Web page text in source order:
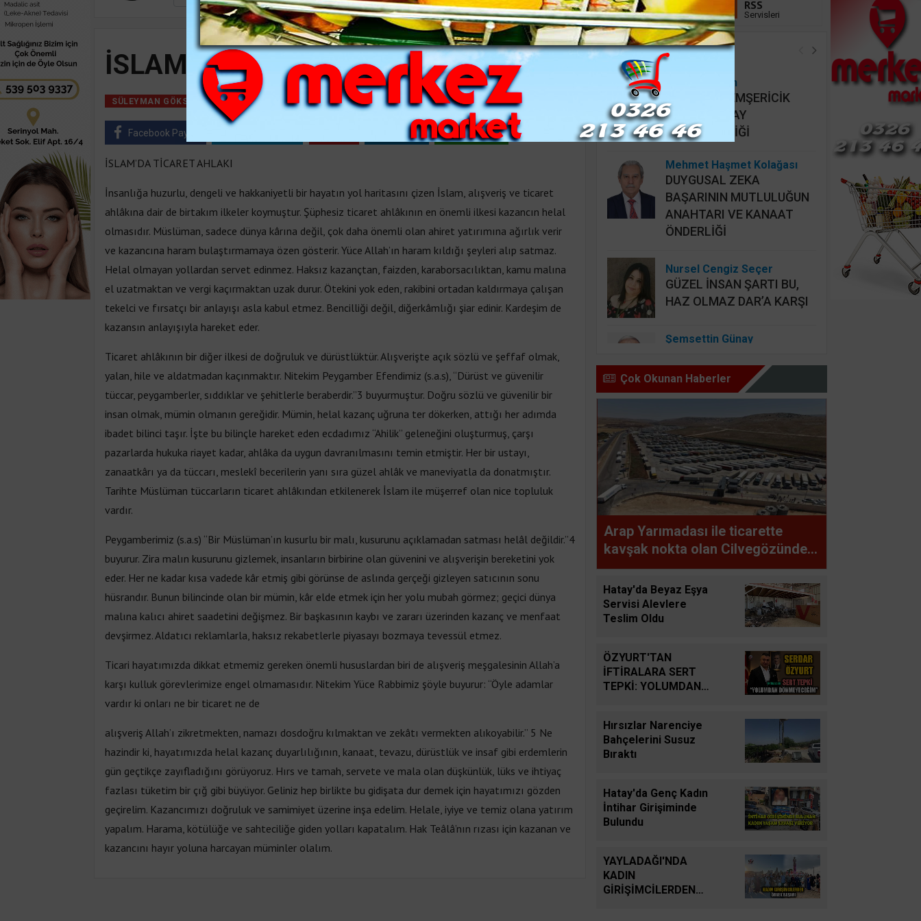
İSLAM’DA TİCARET AHLAKI
SÜLEYMAN GÖKSU 02 Mart, 2018, Cuma 15:42
Facebook Paylaş Linkedin WhatsApp
İSLAM’DA TİCARET AHLAKI
İnsanlığa huzurlu, dengeli ve hakkaniyetli bir hayatın yol haritasını çizen İslam, alışveriş ve ticaret
ahlâkına dair de birtakım ilkeler koymuştur. Şüphesiz ticaret ahlâkının en önemli ilkesi kazancın helal
olmasıdır. Müslüman, sadece dünya kârına değil, çok daha önemli olan ahiret yatırımına ağırlık verir
ve kazancına haram bulaştırmamaya özen gösterir. Yüce Allah’ın haram kıldığı şeyleri alıp satmaz.
Helal olmayan yollardan servet edinmez. Haksız kazançtan, faizden, karaborsacılıktan, kamu malına
el uzatmaktan ve vergi kaçırmaktan uzak durur. Ötekini yok eden, rakibini ortadan kaldırmaya çalışan
tekelci ve fırsatçı bir anlayışı asla kabul etmez. Bencilliği değil, diğerkâmlığı şiar edinir. Kardeşim de
kazansın anlayışıyla hareket eder.
Ticaret ahlâkının bir diğer ilkesi de doğruluk ve dürüstlüktür. Alışverişte açık sözlü ve şeffaf olmak,
yalan, hile ve aldatmadan kaçınmaktır. Nitekim Peygamber Efendimiz (s.a.s), “Dürüst ve güvenilir
tüccar, peygamberler, sıddıklar ve şehitlerle beraberdir.”3 buyurmuştur. Doğru sözlü ve güvenilir bir
insan olmak, mümin olmanın gereğidir. Mümin, helal kazanç uğruna ter dökerken, attığı her adımda
ibadet bilinci taşır. İşte bu bilinçle hareket eden ecdadımız “Ahilik” geleneğini oluşturmuş, çarşı
pazarlarda hukuka riayet kadar, ahlâka da uygun davranılmasını temin etmiştir. Her bir ustayı,
zanaatkârı ya da tüccarı, meslekî becerilerin yanı sıra güzel ahlâk ve maneviyatla da donatmıştır.
Tarihte Müslüman tüccarların ticaret ahlâkından etkilenerek İslam ile müşerref olan nice topluluk
vardır.
Peygamberimiz (s.a.s) “Bir Müslüman’ın kusurlu bir malı, kusurunu açıklamadan satması helâl değildir.”4
buyurur. Zira malın kusurunu gizlemek, insanların birbirine olan güvenini ve alışverişin bereketini yok
eder. Her ne kadar kısa vadede kâr etmiş gibi görünse de aslında gerçeği gizleyen satıcının sonu
hüsrandır. Bunun bilincinde olan bir mümin, kâr elde etmek için her yolu mubah görmez; geçici dünya
malına kalıcı ahiret saadetini değişmez. Bir başkasının kaybı ve zararı üzerinden kazanç ve menfaat
devşirmez. Aldatıcı reklamlarla, haksız rekabetlerle piyasayı bozmaya tevessül etmez.
Ticari hayatımızda dikkat etmemiz gereken önemli hususlardan biri de alışveriş meşgalesinin Allah’a
karşı kulluk görevlerimize engel olmamasıdır. Nitekim Yüce Rabbimiz şöyle buyurur: “Öyle adamlar
vardır ki onları ne bir ticaret ne de
alışveriş Allah’ı zikretmekten, namazı dosdoğru kılmaktan ve zekâtı vermekten alıkoyabilir.” 5 Ne
hazindir ki, hayatımızda helal kazanç duyarlılığının, kanaat, tevazu, dürüstlük ve insaf gibi erdemlerin
gün geçtikçe zayıfladığını görüyoruz. Hırs ve tamah, servete ve mala olan düşkünlük, lüks ve ihtiyaç
fazlası tüketim bir çığ gibi büyüyor. Geliniz hep birlikte bu gidişata dur demek için hayatımızı gözden
geçirelim. Kazancımızı doğruluk ve samimiyet üzerine inşa edelim. Helale, iyiye ve temiz olana yatırım
yapalım. Harama, kötülüğe ve sahteciliğe giden yolları kapatalım. Hak Teâlâ’nın rızası için kazanan ve
kazancını hayır yoluna harcayan müminler olalım.
Linkedin
Takip Et
RSS
Servisleri
Köşe Yazarları
Hidayet Şişkin
MAHALLİ HEMŞERİCİK
YERİNE HATAY
HEMŞERİCİLİĞİ
Mehmet Haşmet Kolağası
DUYGUSAL ZEKA
BAŞARININ MUTLULUĞUN
ANAHTARI VE KANAAT
ÖNDERLİĞİ
Nursel Cengiz Seçer
GÜZEL İNSAN ŞARTI BU,
HAZ OLMAZ DAR’A KARŞI
Şemsettin Günay
YAPILAN ANLAŞMALARI
Osman Onbaşıgil
ALLAH SEVGİSİ OLAN
YERDE İYİLİK ve FAZİLET
OLUR
Süleyman GÖKSU
Zaferler Ayı Ağustos
AYNI ENKAZIN TOZUNU
İsmail Cingöz
Yarım Kalan Stratejik
Hayallerden Küresel
Savunma Sanayiinin
Tarihsel Yolculuğu
Enerji Jeopolitiğinde Yeni
Bir Dönem: Kerkük’ten
Ceyhan’a Stratejik
Ahmet Süreyya DURNA
SARAYKENT’TE ŞİİR
Çok Okunan Haberler
Arap Yarımadası ile ticarette
kavşak nokta olan Cilvegözünden
günde bin 500 tır giriş-çıkış
yapıyor
Hatay'da Beyaz Eşya
Servisi Alevlere
Teslim Oldu
ÖZYURT'TAN
İFTİRALARA SERT
TEPKİ: YOLUMDAN
Hırsızlar Narenciye
Bahçelerini Susuz
Bıraktı
Hatay'da Genç Kadın
İntihar Girişiminde
Bulundu
YAYLADAĞI'NDA
KADIN
GİRİŞİMCİLERDEN